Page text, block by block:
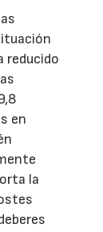
reducido
en
la